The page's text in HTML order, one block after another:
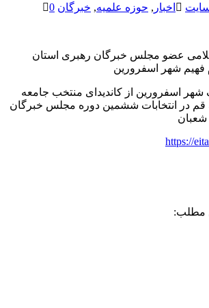
اخبار , حوزه علمیه, خبرگان 0
عضو مجلس خبرگان رهبری استان
فهیم شهر اسفرورین
اسفرورین از کاندیدای منتخب‌ جامعه‌
در انتخابات‌ ششمین‌ دوره‌ مجلس‌ خبرگان‌
https://
مطلب: